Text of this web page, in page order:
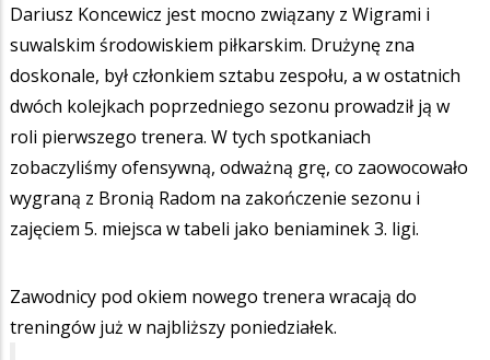
Dariusz Koncewicz jest mocno związany z Wigrami i
suwalskim środowiskiem piłkarskim. Drużynę zna
doskonale, był członkiem sztabu zespołu, a w ostatnich
dwóch kolejkach poprzedniego sezonu prowadził ją w
roli pierwszego trenera. W tych spotkaniach
zobaczyliśmy ofensywną, odważną grę, co zaowocowało
wygraną z Bronią Radom na zakończenie sezonu i
zajęciem 5. miejsca w tabeli jako beniaminek 3. ligi.
Zawodnicy pod okiem nowego trenera wracają do
treningów już w najbliższy poniedziałek.